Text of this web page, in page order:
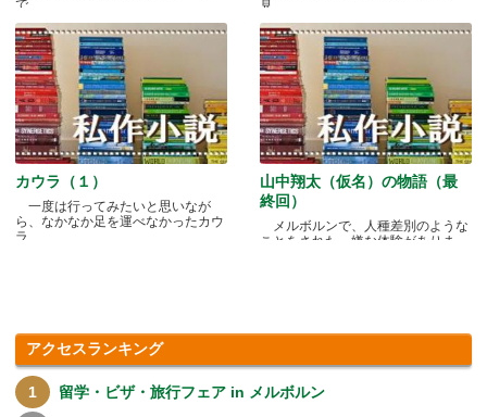
で.....
見.....
カウラ（１）
一度は行ってみたいと思いなが
ら、なかなか足を運べなかったカウ
ラ.....
山中翔太（仮名）の物語（最
終回）
メルボルンで、人種差別のような
ことをされた、嫌な体験がありま
アクセスランキング
留学・ビザ・旅行フェア in メルボルン